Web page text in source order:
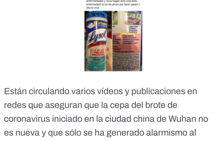
Están circulando varios vídeos y publicaciones en
redes que aseguran que la cepa del brote de
coronavirus iniciado en la ciudad china de Wuhan no
es nueva y que sólo se ha generado alarmismo al